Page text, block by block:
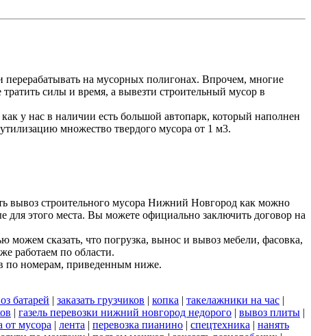
перерабатывать на мусорных полигонах. Впрочем, многие
силы и время, а вывезти строительный мусор в
у нас в наличии есть большой автопарк, который наполнен
множество твердого мусора от 1 м3.
вывоз строительного мусора Нижний Новгород как можно
для этого места. Вы можете официально заключить договор на
сказать, что погрузка, вынос и вывоз мебели, фасовка,
работаем по области.
по номерам, приведенным ниже.
батарей | заказать грузчиков | копка | такелажники на час |
| газель перевозки нижний новгород недорого | вывоз плиты |
от мусора | лента | перевозка пианино | спецтехника | нанять